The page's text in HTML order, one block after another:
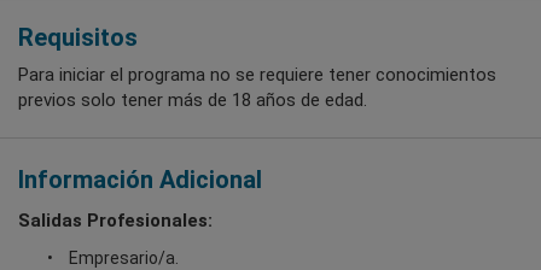
Requisitos
Para iniciar el programa no se requiere tener conocimientos
previos solo tener más de 18 años de edad.
Información Adicional
Salidas Profesionales:
Empresario/a.